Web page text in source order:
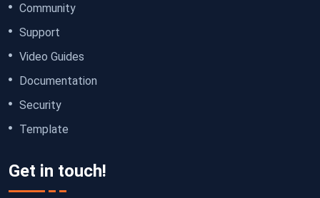
Community
Support
Video Guides
Documentation
Security
Template
Get in touch!